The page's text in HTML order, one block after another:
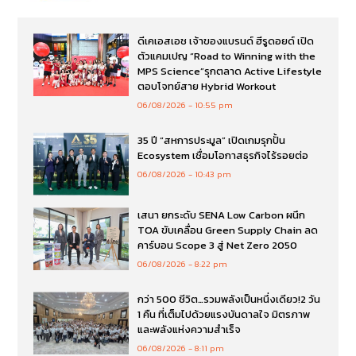
ดีเคเอสเอช เจ้าของแบรนด์ ฮีรูดอยด์ เปิด
ตัวแคมเปญ “Road to Winning with the
MPS Science”รุกตลาด Active Lifestyle
ตอบโจทย์สาย Hybrid Workout
06/08/2026 10:55 pm
35 ปี “สหการประมูล” เปิดเกมรุกปั้น
Ecosystem เชื่อมโอกาสธุรกิจไร้รอยต่อ
06/08/2026 10:43 pm
เสนา ยกระดับ SENA Low Carbon ผนึก
TOA ขับเคลื่อน Green Supply Chain ลด
คาร์บอน Scope 3 สู่ Net Zero 2050
06/08/2026 8:22 pm
กว่า 500 ชีวิต…รวมพลังเป็นหนึ่งเดียว!2 วัน
1 คืน ที่เต็มไปด้วยแรงบันดาลใจ มิตรภาพ
และพลังแห่งความสำเร็จ
06/08/2026 8:11 pm